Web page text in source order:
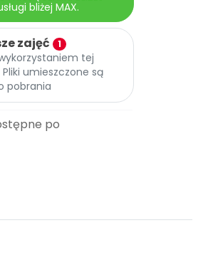
bliżej MAX.
zajęć 1
tej
umieszczone są
pobrania
po